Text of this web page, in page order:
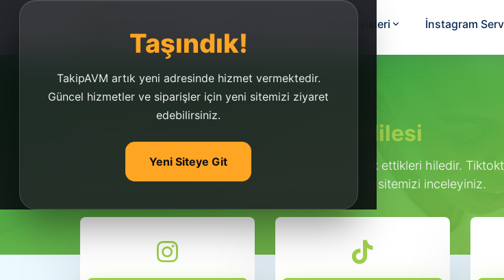
Taşındık!
TakipAVM artık yeni adresinde hizmet vermektedir.
Güncel hizmetler ve siparişler için yeni sitemizi ziyaret
edebilirsiniz.
Yeni Siteye Git
TikTok Servisleri İnstagram
Tiktokta Takipçi Kazanma Hilesi
Tiktokta takipçi kazanma hilesi kullanıcıların en merak ettikleri hiledir.
takipçi kazanma hilesi nasıl yapıldığını öğrenmek için sitemizi inceleyiniz.